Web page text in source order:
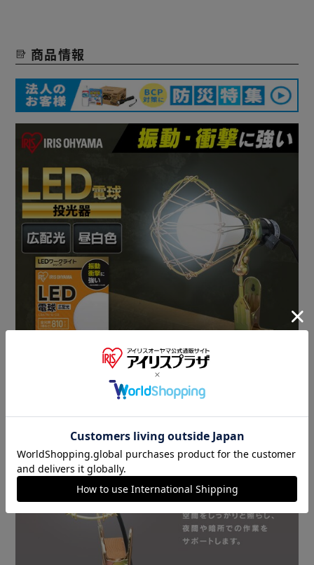
商品情報